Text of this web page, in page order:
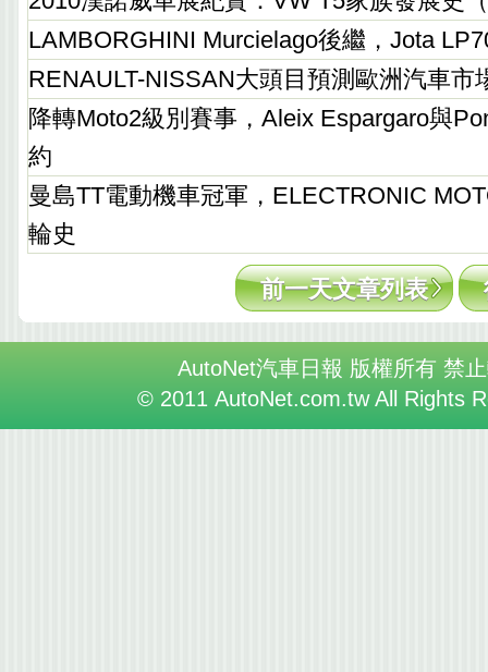
LAMBORGHINI Murcielago後繼，Jota
RENAULT-NISSAN大頭目預測歐洲汽車市
降轉Moto2級別賽事，Aleix Espargaro與
約
曼島TT電動機車冠軍，ELECTRONIC
輪史
前一天文章列表
AutoNet汽車日報 版權所有 禁
© 2011 AutoNet.com.tw All Rights